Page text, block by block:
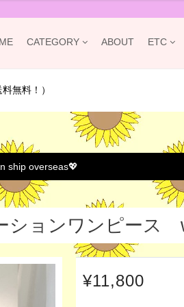
CATEGORY ABOUT ETC
無料！）
ship overseas💖
ションワンピース
¥11,800